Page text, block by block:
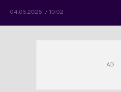
04.05.2025. / 10:02